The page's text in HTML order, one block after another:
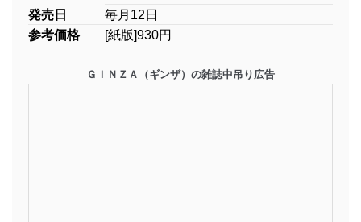
発売日
毎月12日
参考価格
[紙版]930円
ＧＩＮＺＡ（ギンザ）の雑誌中吊り広告